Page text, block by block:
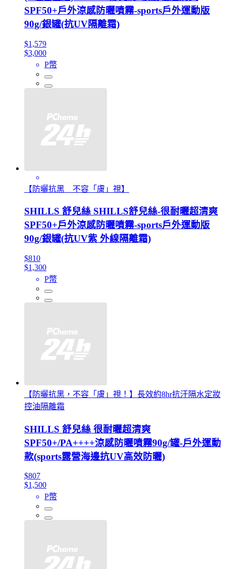
SPF50+戶外涼感防曬噴霧-sports戶外運動版
90g/銀罐(抗UV隔離霜)
$1,579
$3,000
P幣
【防曬抗黑 不容「膚」視】
SHILLS 舒兒絲 SHILLS舒兒絲-很耐曬超清爽
SPF50+戶外涼感防曬噴霧-sports戶外運動版
90g/銀罐(抗UV紫 外線隔離霜)
$810
$1,300
P幣
【防曬抗黑，不容「膚」視！】長效約8hr抗汗隔水定妝
控油隔離霜
SHILLS 舒兒絲 很耐曬超清爽
SPF50+/PA++++涼感防曬噴霧90g/罐-戶外運動
款(sports露營海邊抗UV高效防曬)
$807
$1,500
P幣